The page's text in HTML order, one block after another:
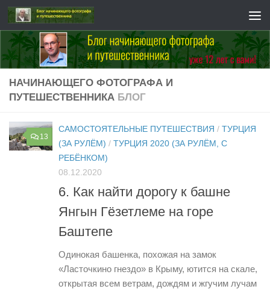
Перейти к содержимому
НАЧИНАЮЩЕГО ФОТОГРАФА И
ПУТЕШЕСТВЕННИКА БЛОГ
13
САМОСТОЯТЕЛЬНЫЕ ПУТЕШЕСТВИЯ / ТУРЦИЯ
(ЗА РУЛЁМ) / ТУРЦИЯ 2020 (ЗА РУЛЁМ, С
РЕБЁНКОМ)
08.12.2020
6. Как найти дорогу к башне
Янгын Гёзетлеме на горе
Баштепе
Одинокая башенка, похожая на замок
«Ласточкино гнездо» в Крыму, ютится на скале,
открытая всем ветрам, дождям и жгучим лучам